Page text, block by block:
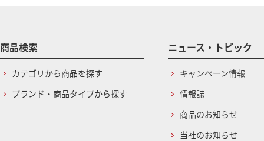
商品検索
カテゴリから商品を探す
ブランド・商品タイプから探す
ニュース・トピック
キャンペーン情報
情報誌
商品のお知らせ
当社のお知らせ